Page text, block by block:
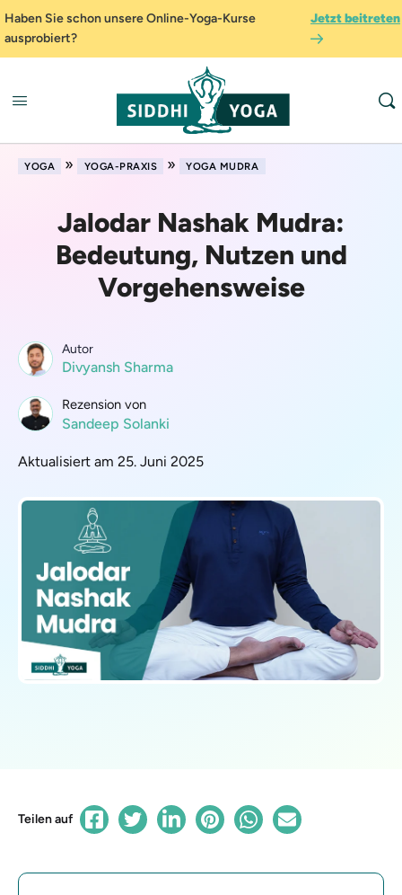
Haben Sie schon unsere Online-Yoga-Kurse
ausprobiert?
Jetzt beitreten
YOGA » YOGA-PRAXIS » YOGA MUDRA
Jalodar Nashak Mudra:
Bedeutung, Nutzen und
Vorgehensweise
Autor
Divyansh Sharma
Rezension von
Sandeep Solanki
Aktualisiert am 25. Juni 2025
Teilen auf